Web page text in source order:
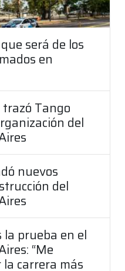
será de los
en
Tango
del
nuevos
del
prueba en el
“Me
carrera más